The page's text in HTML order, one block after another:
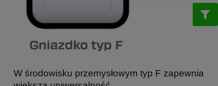
W środowisku przemysłowym typ F zapewnia